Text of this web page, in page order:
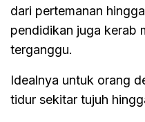
dari pertemanan
pendidikan juga kerab
terganggu.
Idealnya untuk orang
tidur sekitar tujuh